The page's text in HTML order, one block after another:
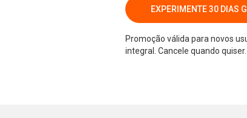
EXPERIMENTE 30 DIAS
Promoção válida para novos
integral. Cancele quando quiser.